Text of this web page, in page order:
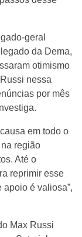
geral
da Dema,
otimismo
nessa
por mês
em todo o
região
Até o
reprimir esse
é valiosa”,
Max Russi